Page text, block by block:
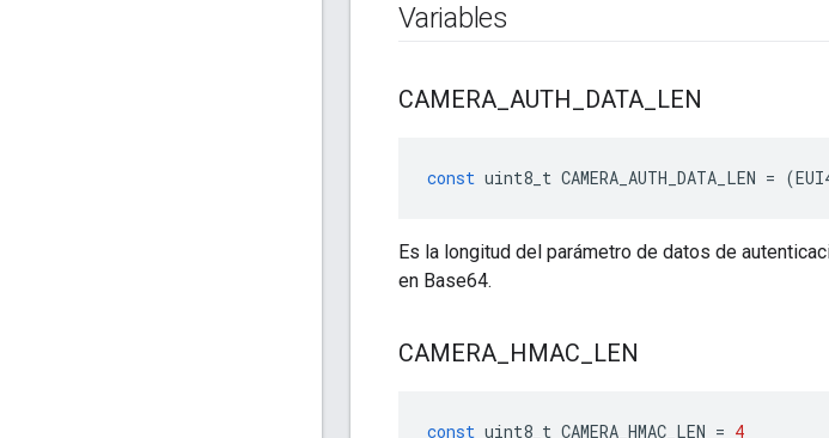
Variables
CAMERA AUTH DATA LEN
const uint8_t CAMERA_AUTH_DATA_LEN = (
Es la longitud del parámetro de datos de
en Base64.
CAMERA HMAC LEN
const uint8_t CAMERA_HMAC_LEN = 4